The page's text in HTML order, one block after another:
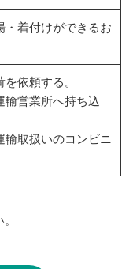
・着付けができるお
依頼する。
輸営業所へ持ち込
輸取扱いのコンビニ